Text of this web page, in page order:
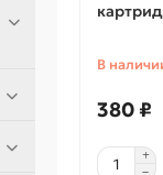
В
380 ₽